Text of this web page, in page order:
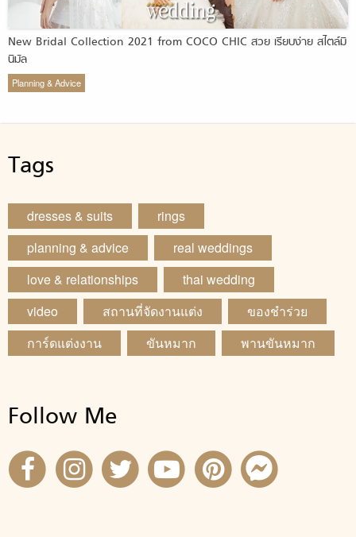
New Bridal Collection 2021 from COCO CHIC สวย เรียบง่าย สไตล์มิ
นิมัล
Planning & Advice
Tags
dresses & suits
rings
planning & advice
real weddings
love & relationships
thai wedding
video
สถานที่จัดงานแต่ง
ของชำร่วย
การ์ดแต่งงาน
ขันหมาก พานขันหมาก
Follow Me